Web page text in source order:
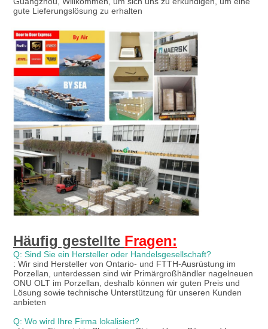
gute Lieferungslösung zu erhalten
Häufig gestellte Fragen:
Q: Sind Sie ein Hersteller oder Handelsgesellschaft?
: Wir sind Hersteller von Ontario- und FTTH-Ausrüstung im
Porzellan, unterdessen sind wir Primärgroßhändler nagelneuen
ONU OLT im Porzellan, deshalb können wir guten Preis und
Lösung sowie technische Unterstützung für unseren Kunden
anbieten
Q: Wo wird Ihre Firma lokalisiert?